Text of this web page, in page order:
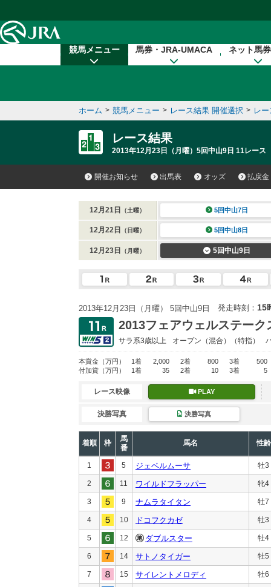
競馬メニュー 馬券・JRA-UMACA ネット馬
ホーム > 競馬メニュー > レース結果 開催選択 > レ
レース結果
2013年12月23日（月曜）5回中山9日 11レース
開催お知らせ 出馬表 オッズ 払戻金
12月21日 （土曜） 5回中山7日
12月22日 （日曜） 5回中山8日
12月23日 （月曜） 5回中山9日
2013年12月23日（月曜） 5回中山9日 発走時刻： 15
2013フェアウェルステーク
サラ系3歳以上 オープン （混合）（特指）
本賞金 （万円） 1着 2,000 2着 800 3着
500
付加賞 （万円） 1着 35 2着 10 3着 5
レース映像 PLAY
決勝写真 決勝写真
着順 枠
馬
番
馬名 性齢
1 5 ジェベルムーサ 牡3
2 11 ワイルドフラッパー 牝4
3 9 ナムラタイタン 牡7
4 10 ドコフクカゼ 牡3
5 12 ダブルスター 牡4
6 14 サトノタイガー 牡5
7 15 サイレントメロディ 牡6